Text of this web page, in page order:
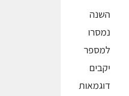
השנה
נמסרו
למספר
יקבים
דוגמאות